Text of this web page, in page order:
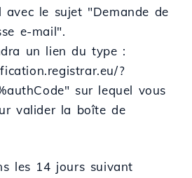
avec le sujet "Demande de
e-mail".
un lien du type :
?
sur lequel vous
valider la boîte de
les 14 jours suivant